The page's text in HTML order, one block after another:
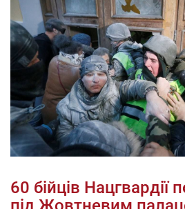
60 бійців Нацгвардії